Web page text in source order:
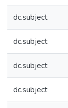
dc.subject
dc.subject
dc.subject
dc.subject